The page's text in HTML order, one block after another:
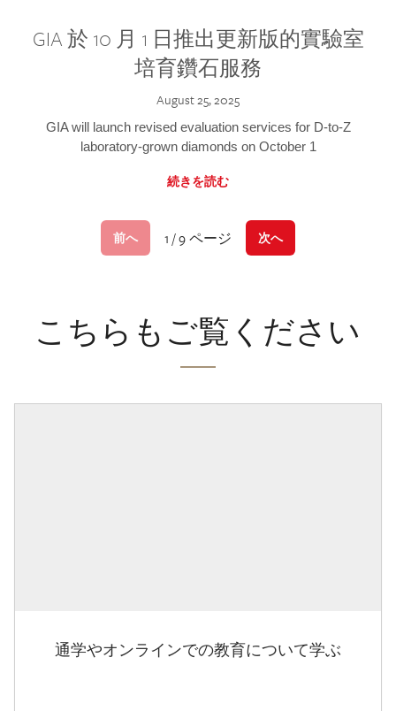
GIA 於 10 月 1 日推出更新版的實驗室
培育鑽石服務
August 25, 2025
GIA will launch revised evaluation services for D-to-Z
laboratory-grown diamonds on October 1
続きを読む
前へ 1 / 9 ページ 次へ
こちらもご覧ください
通学やオンラインでの教育について学ぶ